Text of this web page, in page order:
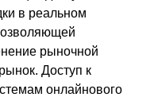
в реальном
рыночной
Доступ к
онлайнового